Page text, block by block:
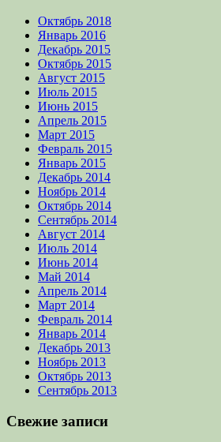
Октябрь 2018
Январь 2016
Декабрь 2015
Октябрь 2015
Август 2015
Июль 2015
Июнь 2015
Апрель 2015
Март 2015
Февраль 2015
Январь 2015
Декабрь 2014
Ноябрь 2014
Октябрь 2014
Сентябрь 2014
Август 2014
Июль 2014
Июнь 2014
Май 2014
Апрель 2014
Март 2014
Февраль 2014
Январь 2014
Декабрь 2013
Ноябрь 2013
Октябрь 2013
Сентябрь 2013
Свежие записи